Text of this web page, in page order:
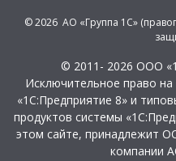
© 2026 АО «Группа 1С»
© 2011- 2026 ООО
Исключительное право
«1С:Предприятие 8» и
продуктов системы
этом сайте, принадлежит
компании